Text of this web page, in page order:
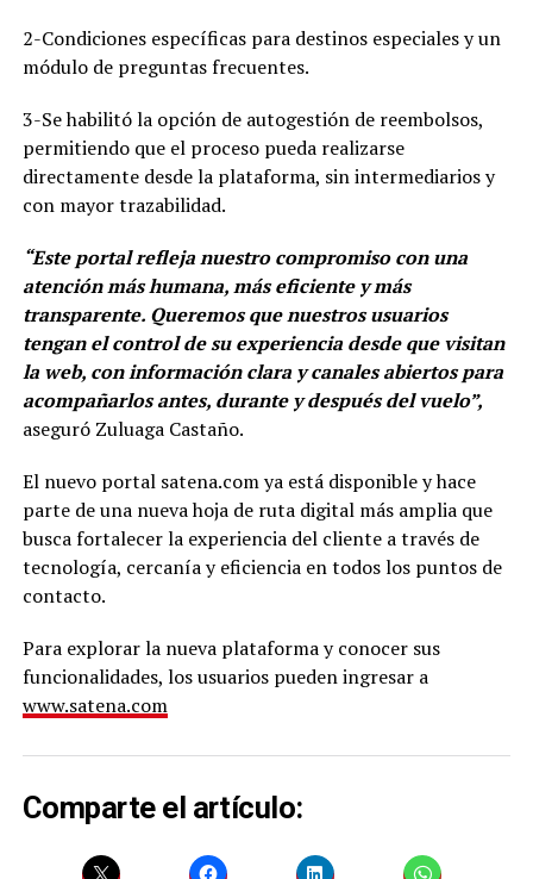
2-Condiciones específicas para destinos especiales y un
módulo de preguntas frecuentes.
3-Se habilitó la opción de autogestión de reembolsos,
permitiendo que el proceso pueda realizarse
directamente desde la plataforma, sin intermediarios y
con mayor trazabilidad.
“Este portal refleja nuestro compromiso con una
atención más humana, más eficiente y más
transparente. Queremos que nuestros usuarios
tengan el control de su experiencia desde que visitan
la web, con información clara y canales abiertos para
acompañarlos antes, durante y después del vuelo”,
aseguró Zuluaga Castaño.
El nuevo portal satena.com ya está disponible y hace
parte de una nueva hoja de ruta digital más amplia que
busca fortalecer la experiencia del cliente a través de
tecnología, cercanía y eficiencia en todos los puntos de
contacto.
Para explorar la nueva plataforma y conocer sus
funcionalidades, los usuarios pueden ingresar a
www.satena.com
Comparte el artículo: